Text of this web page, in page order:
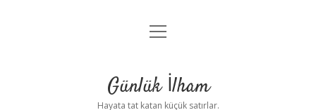
Anasayfa
Yasal Uyarı
menüyü
Günlük İlham
Hayata tat katan küçük satırlar.